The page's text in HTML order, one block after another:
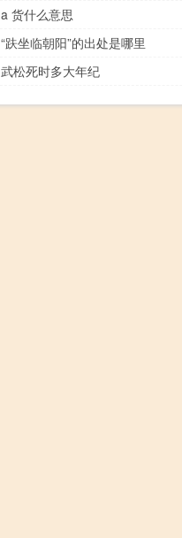
a 货什么意思
“趺坐临朝阳”的出处是哪里
武松死时多大年纪